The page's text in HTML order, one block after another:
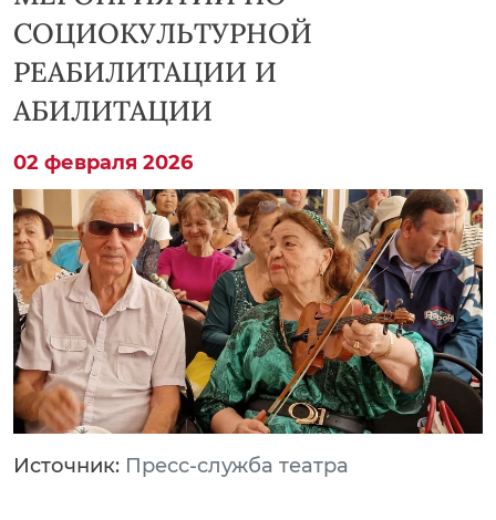
СОЦИОКУЛЬТУРНОЙ
РЕАБИЛИТАЦИИ И
АБИЛИТАЦИИ
02 февраля 2026
Источник: Пресс-служба театра